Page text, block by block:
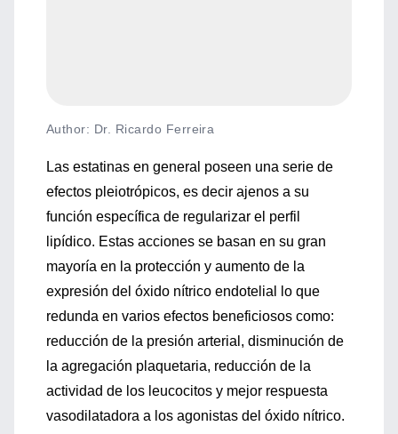
Author: Dr. Ricardo Ferreira
Las estatinas en general poseen una serie de
efectos pleiotrópicos, es decir ajenos a su
función específica de regularizar el perfil
lipídico. Estas acciones se basan en su gran
mayoría en la protección y aumento de la
expresión del óxido nítrico endotelial lo que
redunda en varios efectos beneficiosos como:
reducción de la presión arterial, disminución de
la agregación plaquetaria, reducción de la
actividad de los leucocitos y mejor respuesta
vasodilatadora a los agonistas del óxido nítrico.